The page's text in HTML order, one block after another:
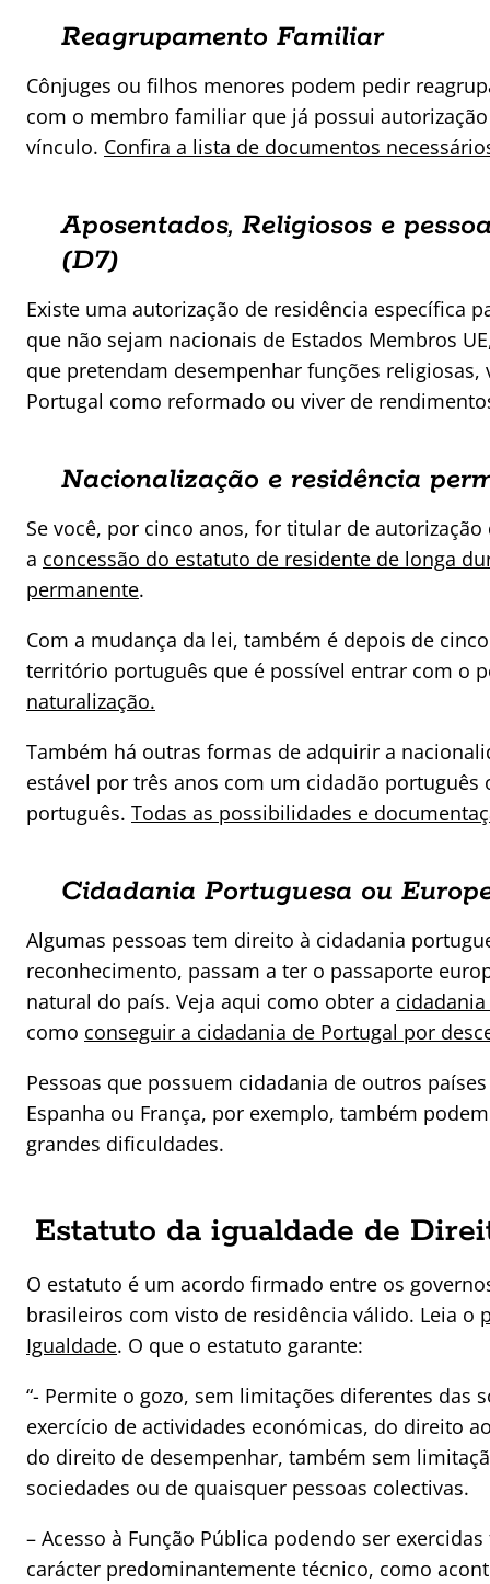
Reagrupamento Familiar
Cônjuges ou filhos menores podem pedir
com o membro familiar que já possui
vínculo. Confira a lista de documentos
Aposentados, Religiosos e
(D7)
Existe uma autorização de residência específica
que não sejam nacionais de Estados Membros
que pretendam desempenhar funções
Portugal como reformado ou viver de
Nacionalização e residência
Se você, por cinco anos, for titular de
a concessão do estatuto de residente de longa
permanente.
Com a mudança da lei, também é depois de
território português que é possível entrar com o
naturalização.
Também há outras formas de adquirir a
estável por três anos com um cidadão português
português. Todas as possibilidades e
Cidadania Portuguesa ou
Algumas pessoas tem direito à cidadania
reconhecimento, passam a ter o passaporte
natural do país. Veja aqui como obter a
como conseguir a cidadania de Portugal por
Pessoas que possuem cidadania de outros
Espanha ou França, por exemplo, também
grandes dificuldades.
Estatuto da igualdade de
O estatuto é um acordo firmado entre os
brasileiros com visto de residência válido. Leia o
Igualdade. O que o estatuto garante:
“- Permite o gozo, sem limitações diferentes das
exercício de actividades económicas, do direito
do direito de desempenhar, também sem
sociedades ou de quaisquer pessoas colectivas.
– Acesso à Função Pública podendo ser
carácter predominantemente técnico, como